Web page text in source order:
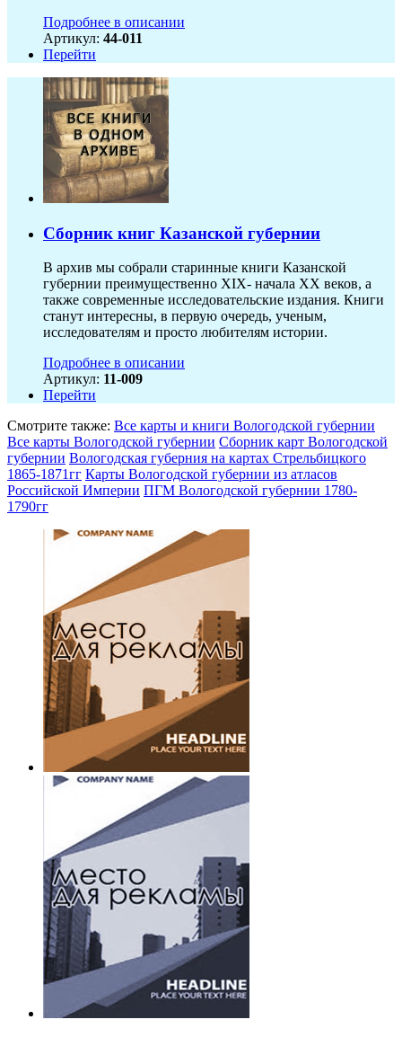
Подробнее в описании
Артикул: 44-011
Перейти
Сборник книг Казанской губернии
В архив мы собрали старинные книги Казанской
губернии преимущественно XIX- начала ХХ веков, а
также современные исследовательские издания. Книги
станут интересны, в первую очередь, ученым,
исследователям и просто любителям истории.
Подробнее в описании
Артикул: 11-009
Перейти
Смотрите также: Все карты и книги Вологодской губернии
Все карты Вологодской губернии Сборник карт Вологодской
губернии Вологодская губерния на картах Стрельбицкого
1865-1871гг Карты Вологодской губернии из атласов
Российской Империи ПГМ Вологодской губернии 1780-
1790гг